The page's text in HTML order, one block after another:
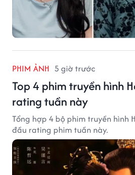
PHIM ẢNH 5 giờ trước
Top 4 phim truyền hình
rating tuần này
Tổng hợp 4 bộ phim truyền hình
đầu rating phim tuần này.